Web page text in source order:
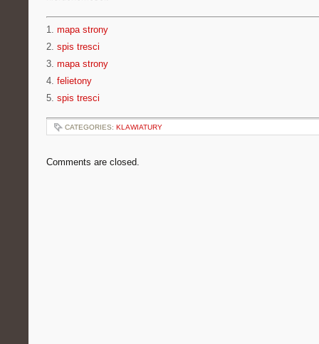
1. mapa strony
2. spis tresci
3. mapa strony
4. felietony
5. spis tresci
CATEGORIES: KLAWIATURY
Comments are closed.